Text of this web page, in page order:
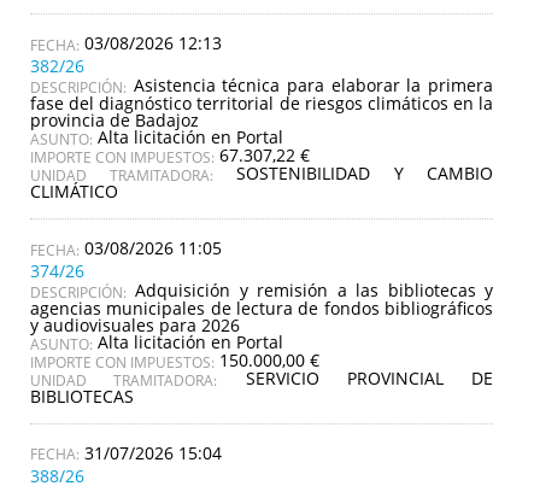
03/08/2026 12:13
382/26
DESCRIPCIÓN: Asistencia técnica para elaborar la primera
fase del diagnóstico territorial de riesgos climáticos en la
provincia de Badajoz
ASUNTO: Alta licitación en Portal
IMPORTE CON IMPUESTOS: 67.307,22 €
UNIDAD TRAMITADORA: SOSTENIBILIDAD Y CAMBIO
CLIMÁTICO
03/08/2026 11:05
374/26
DESCRIPCIÓN: Adquisición y remisión a las bibliotecas y
agencias municipales de lectura de fondos bibliográficos
y audiovisuales para 2026
ASUNTO: Alta licitación en Portal
IMPORTE CON IMPUESTOS: 150.000,00 €
UNIDAD TRAMITADORA: SERVICIO PROVINCIAL DE
BIBLIOTECAS
31/07/2026 15:04
388/26